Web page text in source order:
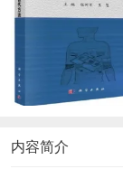
内容简介